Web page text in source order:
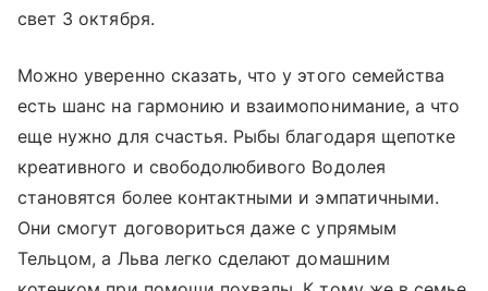
свет 3 октября.
Можно уверенно сказать, что у этого семейства
есть шанс на гармонию и взаимопонимание, а что
еще нужно для счастья. Рыбы благодаря щепотке
креативного и свободолюбивого Водолея
становятся более контактными и эмпатичными.
Они смогут договориться даже с упрямым
Тельцом, а Льва легко сделают домашним